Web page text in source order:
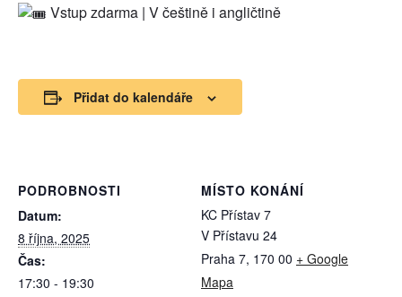
Vstup zdarma | V češtině i angličtině
Přidat do kalendáře
PODROBNOSTI
Datum:
8 října, 2025
Čas:
17:30 - 19:30
MÍSTO KONÁNÍ
KC Přístav 7
V Přístavu 24
Praha 7, 170 00 + Google
Mapa